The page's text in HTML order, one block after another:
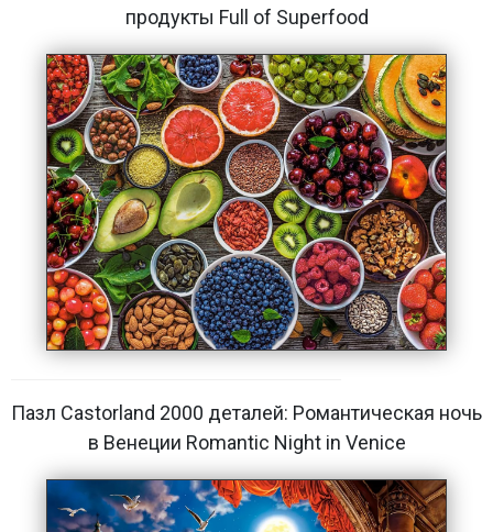
продукты Full of Superfood
Пазл Castorland 2000 деталей: Романтическая ночь
в Венеции Romantic Night in Venice